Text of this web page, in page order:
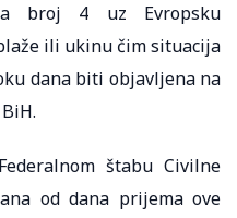
broj 4 uz Evropsku
ili ukinu čim situacija
dana biti objavljena na
štabu Civilne
od dana prijema ove